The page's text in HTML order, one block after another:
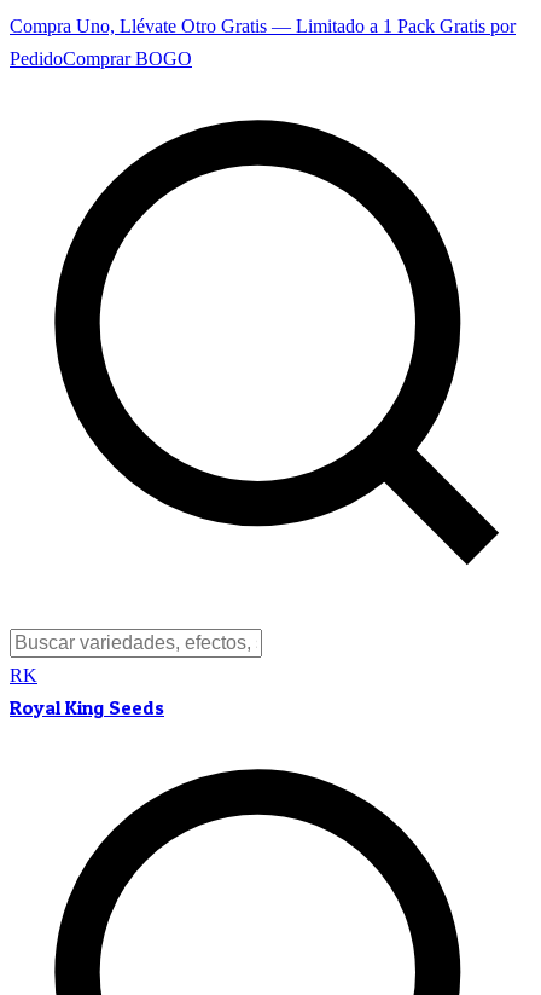
Compra Uno, Llévate Otro Gratis — Limitado a 1 Pack Gratis por
PedidoComprar BOGO
RK
Royal King Seeds